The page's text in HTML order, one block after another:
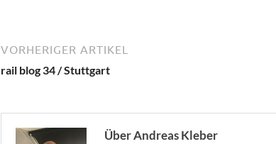
VORHERIGER ARTIKEL
rail blog 34 / Stuttgart
Über Andreas Kleber